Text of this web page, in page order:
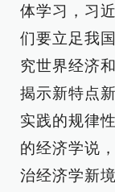
体学习，习
们要立足我
究世界经济
揭示新特点
实践的规律
的经济学说
治经济学新